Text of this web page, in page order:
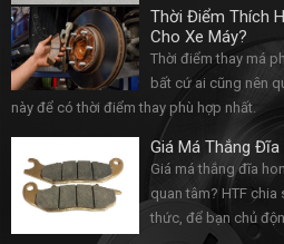
Thời Điểm Thích
Cho Xe Máy?
Thời điểm thay má
bất cứ ai cũng nên
này để có thời điểm thay phù hợp nhất.
Giá Má Thắng
Giá má thắng đĩa
quan tâm? HTF chia
thức, để bạn chủ